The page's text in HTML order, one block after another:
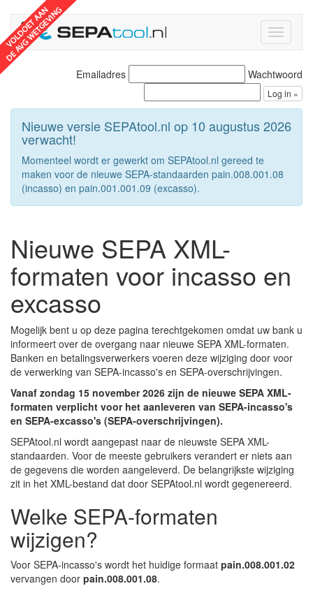
Toggle
Emailadres
Wachtwoord
Nieuwe versie SEPAtool.nl op 10 augustus 2026
verwacht!
Momenteel wordt er gewerkt om SEPAtool.nl gereed te
maken voor de nieuwe SEPA-standaarden pain.008.001.08
(incasso) en pain.001.001.09 (excasso).
Nieuwe SEPA XML-
formaten voor incasso en
excasso
Mogelijk bent u op deze pagina terechtgekomen omdat uw bank u
informeert over de overgang naar nieuwe SEPA XML-formaten.
Banken en betalingsverwerkers voeren deze wijziging door voor
de verwerking van SEPA-incasso's en SEPA-overschrijvingen.
Vanaf zondag 15 november 2026 zijn de nieuwe SEPA XML-
formaten verplicht voor het aanleveren van SEPA-incasso's
en SEPA-excasso's (SEPA-overschrijvingen).
SEPAtool.nl wordt aangepast naar de nieuwste SEPA XML-
standaarden. Voor de meeste gebruikers verandert er niets aan
de gegevens die worden aangeleverd. De belangrijkste wijziging
zit in het XML-bestand dat door SEPAtool.nl wordt gegenereerd.
Welke SEPA-formaten
wijzigen?
Voor SEPA-incasso's wordt het huidige formaat pain.008.001.02
vervangen door pain.008.001.08.